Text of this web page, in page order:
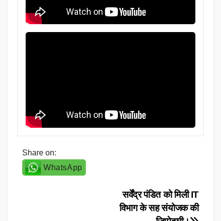
Share on:
WhatsApp
सर्वेंद्र पंडित को मिली IT
विभाग के सह संयोजक की